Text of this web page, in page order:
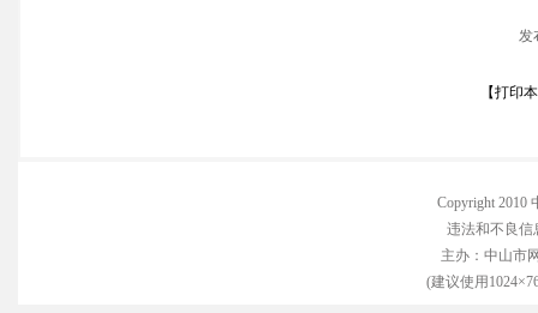
发
【打印
Copyright 2010
违法和不良信
主办：中山市
(建议使用